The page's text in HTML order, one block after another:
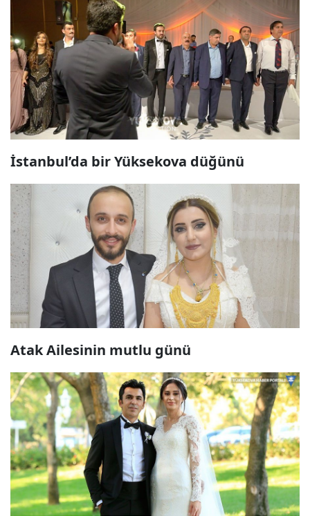
İstanbul’da bir Yüksekova düğünü
Atak Ailesinin mutlu günü